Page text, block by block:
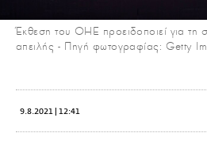
Έκθεση του ΟΗΕ προειδοποιεί για τη
απειλής - Πηγή φωτογραφίας: Getty
9.8.2021 | 12:41